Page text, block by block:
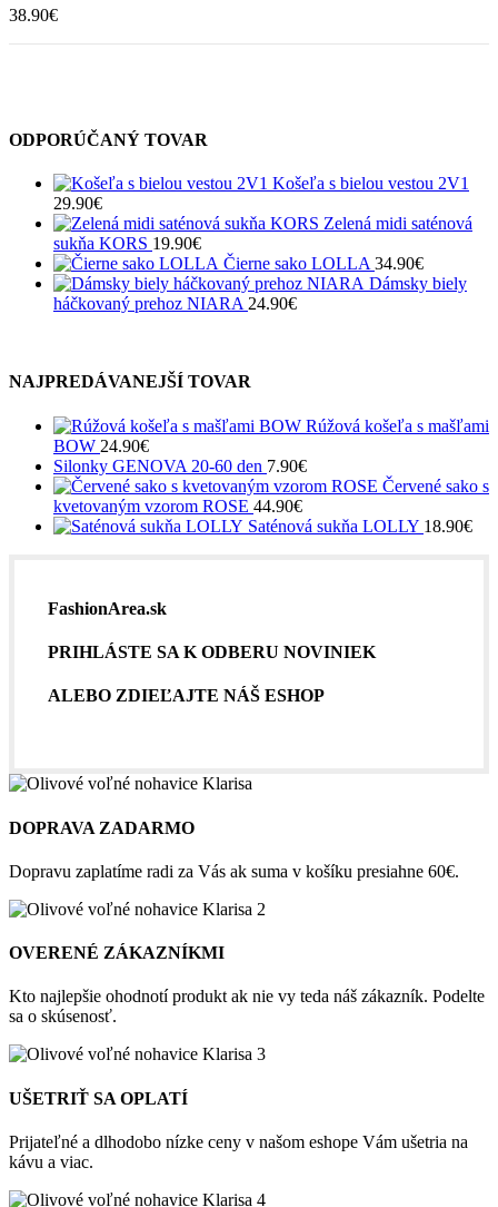
si
stránke
produktu.
38.90€
ODPORÚČANÝ TOVAR
Košeľa s bielou vestou 2V1
29.90€
Zelená midi saténová
sukňa KORS 19.90€
Čierne sako LOLLA 34.90€
Dámsky biely
háčkovaný prehoz NIARA 24.90€
NAJPREDÁVANEJŠÍ TOVAR
Rúžová košeľa s mašľami
BOW 24.90€
Silonky GENOVA 20-60 den 7.90€
Červené sako s
kvetovaným vzorom ROSE 44.90€
Saténová sukňa LOLLY 18.90€
FashionArea.sk
PRIHLÁSTE SA K ODBERU NOVINIEK
ALEBO ZDIEĽAJTE NÁŠ ESHOP
DOPRAVA ZADARMO
Dopravu zaplatíme radi za Vás ak suma v košíku presiahne 60€.
OVERENÉ ZÁKAZNÍKMI
Kto najlepšie ohodnotí produkt ak nie vy teda náš zákazník. Podelte
sa o skúsenosť.
UŠETRIŤ SA OPLATÍ
Prijateľné a dlhodobo nízke ceny v našom eshope Vám ušetria na
kávu a viac.